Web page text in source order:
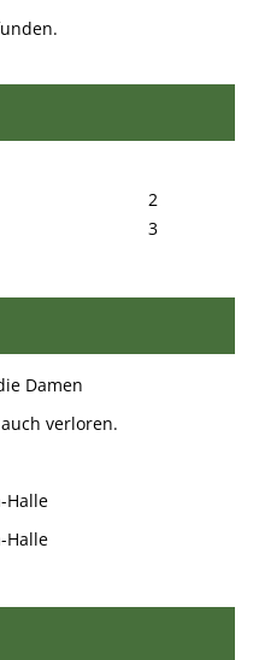
2
3
Damen
verloren.
Halle
Halle